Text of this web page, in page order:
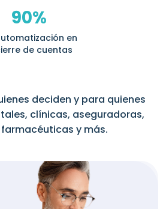
90%
en
de cuentas
deciden y para quienes
clínicas, aseguradoras,
y más.